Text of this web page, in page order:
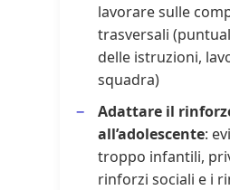
lavorare sulle
trasversali
delle istruzioni,
squadra)
Adattare il
all’adolescente:
troppo infantili,
rinforzi sociali e i